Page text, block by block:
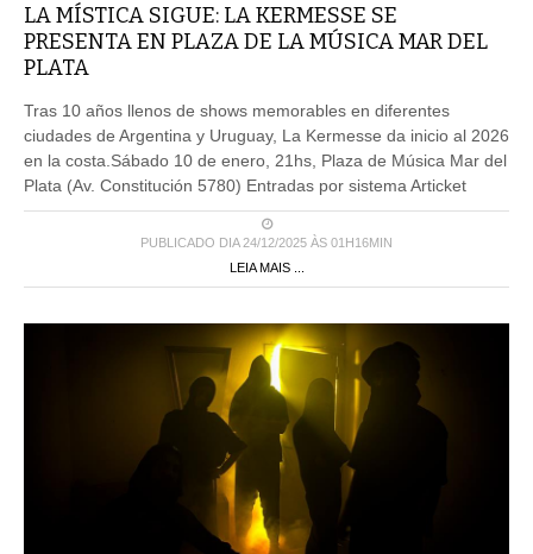
LA MÍSTICA SIGUE: LA KERMESSE SE
PRESENTA EN PLAZA DE LA MÚSICA MAR DEL
PLATA
Tras 10 años llenos de shows memorables en diferentes
ciudades de Argentina y Uruguay, La Kermesse da inicio al 2026
en la costa.Sábado 10 de enero, 21hs, Plaza de Música Mar del
Plata (Av. Constitución 5780) Entradas por sistema Articket
PUBLICADO DIA 24/12/2025 ÀS 01H16MIN
LEIA MAIS ...